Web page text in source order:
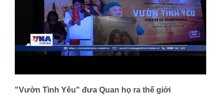
"Vườn Tình Yêu" đưa Quan họ ra thế giới